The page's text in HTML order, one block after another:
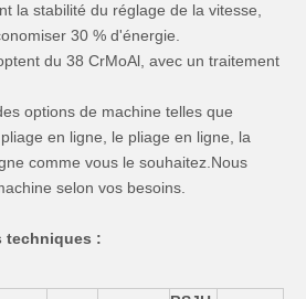
la stabilité du réglage de la vitesse,
30 % d'énergie.
du 38 CrMoAl, avec un traitement
options de machine telles que
en ligne, le pliage en ligne, la
comme vous le souhaitez.Nous
selon vos besoins.
techniques :